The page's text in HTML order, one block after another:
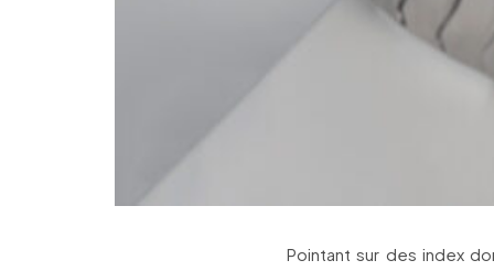
Pointant sur des index